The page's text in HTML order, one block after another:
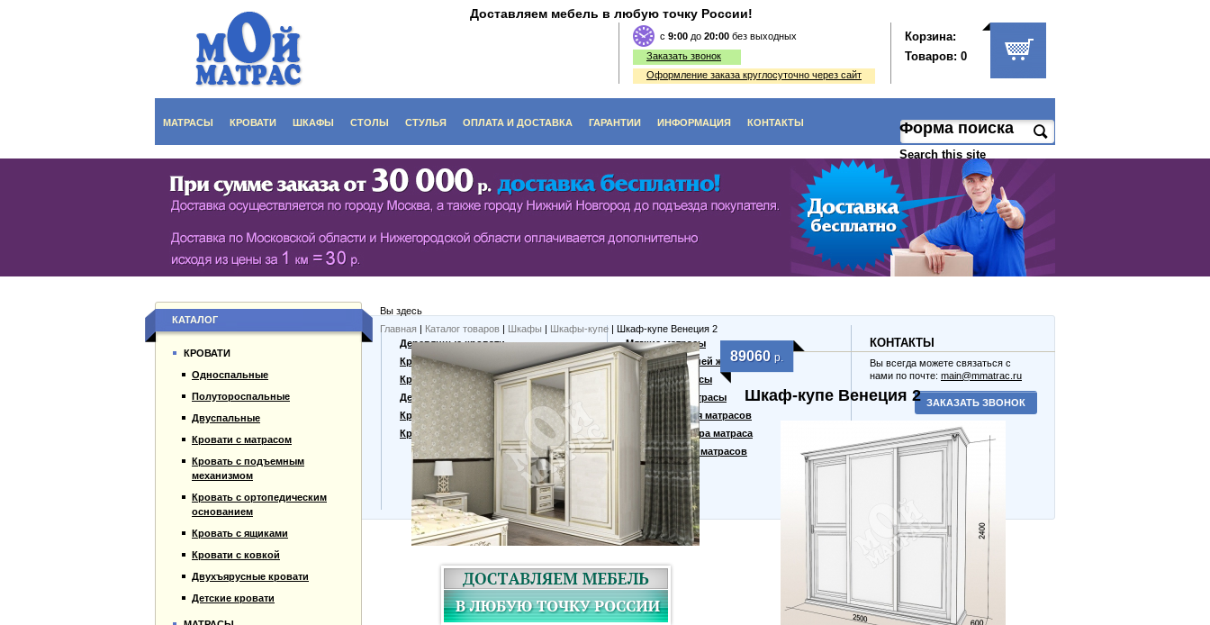
Доставляем мебель в любую точку России!
Заказать звонок
c 9:00 до 20:00 без выходных
Оформление заказа круглосуточно через сайт
Корзина:
Товаров: 0
Форма поиска
Search this site
МАТРАСЫ КРОВАТИ ШКАФЫ
СЕРИЯ ШКАФОВ ECO (ЭКОЛОГИЯ)
РАСПАШНЫЕ ШКАФЫ
БИБЛИОТЕКИ, СТЕНКИ, ВИТРАЖИ
БУФЕТЫ
СТОЛЫ
КУХОННЫЕ СТОЛЫ
ДАМСКИЕ СТОЛИКИ
ЖУРНАЛЬНЫЕ СТОЛЫ
ДАЧНЫЕ СТОЛЫ
СТУЛЬЯ
СТУЛЬЯ ИЗ ДЕРЕВА
ДИВАНЫ, СКАМЬИ, ЛАВКИ
ТАБУРЕТЫ ИЗ ДЕРЕВА
ОПЛАТА И ДОСТАВКА ГАРАНТИИ ИНФОРМАЦИЯ КОНТАКТЫ
Вы здесь
Главная | Каталог товаров | Шкафы | Шкафы-купе | Шкаф-купе Венеция 2
89060 р.
Шкаф-купе Венеция 2
КАТАЛОГ
КРОВАТИ
Односпальные
Полутороспальные
Двуспальные
Кровати с матрасом
Кровать с подъемным
механизмом
Кровать с ортопедическим
основанием
Кровать с ящиками
Кровати с ковкой
Двухъярусные кровати
Детские кровати
Гарантии
Оплата и доставка
Прайс-лист
Контакты
Деревянные кровати
Кровати из массива
Кровати из сосны
Дешевые кровати
Кровати для дачи
Кровать тахта
Мягкие матрасы
Матрасы средней жесткости
Жесткие матрасы
Кокосовые матрасы
Материалы для матрасов
Правила выбора матраса
Производство матрасов
КОНТАКТЫ
Вы всегда можете связаться с
нами по почте: main@mmatrac.ru
ЗАКАЗАТЬ ЗВОНОК